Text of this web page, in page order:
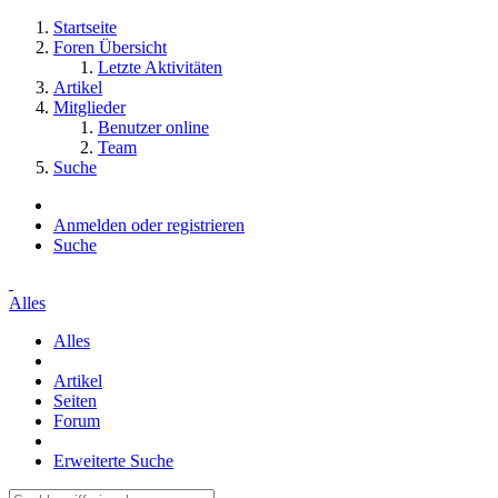
Startseite
Foren Übersicht
Letzte Aktivitäten
Artikel
Mitglieder
Benutzer online
Team
Suche
Anmelden oder registrieren
Suche
Alles
Alles
Artikel
Seiten
Forum
Erweiterte Suche